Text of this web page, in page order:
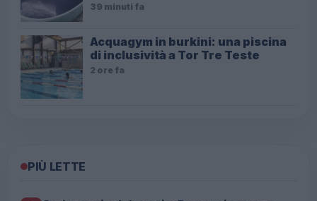
39 minuti fa
Acquagym in burkini: una piscina
di inclusività a Tor Tre Teste
2 ore fa
PIÙ LETTE